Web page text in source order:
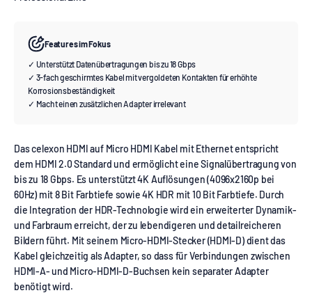
Features im Fokus
✓ Unterstützt Datenübertragungen bis zu 18 Gbps
✓ 3-fach geschirmtes Kabel mit vergoldeten Kontakten für erhöhte
Korrosionsbeständigkeit
✓ Macht einen zusätzlichen Adapter irrelevant
Das celexon HDMI auf Micro HDMI Kabel mit Ethernet entspricht
dem HDMI 2.0 Standard und ermöglicht eine Signalübertragung von
bis zu 18 Gbps. Es unterstützt 4K Auflösungen (4096x2160p bei
60Hz) mit 8 Bit Farbtiefe sowie 4K HDR mit 10 Bit Farbtiefe. Durch
die Integration der HDR-Technologie wird ein erweiterter Dynamik-
und Farbraum erreicht, der zu lebendigeren und detailreicheren
Bildern führt. Mit seinem Micro-HDMI-Stecker (HDMI-D) dient das
Kabel gleichzeitig als Adapter, so dass für Verbindungen zwischen
HDMI-A- und Micro-HDMI-D-Buchsen kein separater Adapter
benötigt wird.